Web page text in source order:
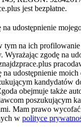
jest bezpłatne.
na udostępnienie
tym na ich
Wyrażając zgodę na
na udostępnienie
kandydatów
obejmuje także
poszukującym
Mam prawo
w polityce